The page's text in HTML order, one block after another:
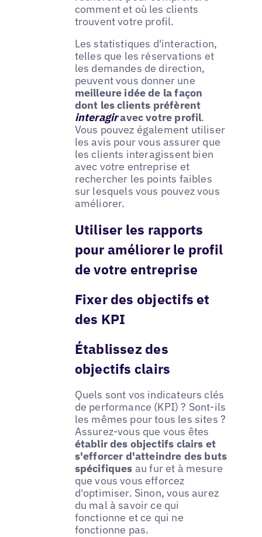
comment et où les clients
trouvent votre profil.
Les statistiques d'interaction,
telles que les réservations et
les demandes de direction,
peuvent vous donner une
meilleure idée de la façon
dont les clients préfèrent
interagiravec votre profil.
Vous pouvez également utiliser
les avis pour vous assurer que
les clients interagissent bien
avec votre entreprise et
rechercher les points faibles
sur lesquels vous pouvez vous
améliorer.
Utiliser les rapports
pour améliorer le profil
de votre entreprise
Fixer des objectifs et
des KPI
Établissez des
objectifs clairs
Quels sont vos indicateurs clés
de performance (KPI) ? Sont-ils
les mêmes pour tous les sites ?
Assurez-vous que vous êtes
établir des objectifs clairs et
s'efforcer d'atteindre des buts
spécifiques au fur et à mesure
que vous vous efforcez
d'optimiser. Sinon, vous aurez
du mal à savoir ce qui
fonctionne et ce qui ne
fonctionne pas.